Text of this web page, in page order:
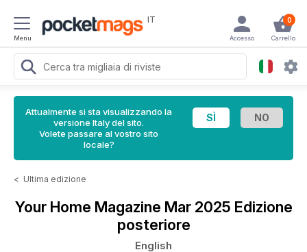
Menu
IT 0
Carrello
Accesso
Attualmente si sta visualizzando la
versione Italy del sito.
Volete passare al vostro sito
locale?
< Ultima edizione
Your Home Magazine Mar 2025 Edizione
posteriore
English